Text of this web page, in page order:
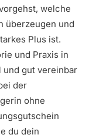
welche
überzeugen und
Plus ist.
und Praxis in
und gut vereinbar
der
ohne
du dein